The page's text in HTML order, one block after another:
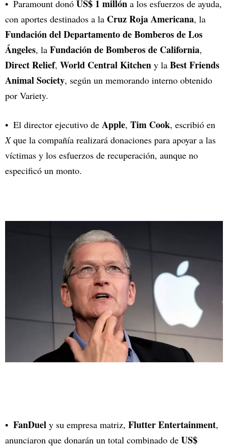
Paramount donó US$ 1 millón a los esfuerzos de ayuda,
con aportes destinados a la Cruz Roja Americana, la
Fundación del Departamento de Bomberos de Los
Ángeles, la Fundación de Bomberos de California,
Direct Relief, World Central Kitchen y la Best Friends
Animal Society, según un memorando interno obtenido
por Variety.
El director ejecutivo de Apple, Tim Cook, escribió en
Xque la compañía realizará donaciones para apoyar a las
víctimas y los esfuerzos de recuperación, aunque no
especificó un monto.
FanDuel y su empresa matriz, Flutter Entertainment,
anunciaron que donarán un total combinado de US$